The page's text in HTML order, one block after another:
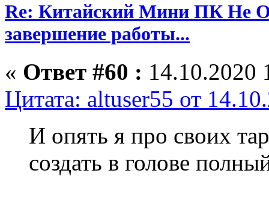
Re: Китайский Мини ПК Не
завершение работы...
« Ответ #60 : 14.10.2020
Цитата: altuser55 от
И опять я про своих
создать в голове